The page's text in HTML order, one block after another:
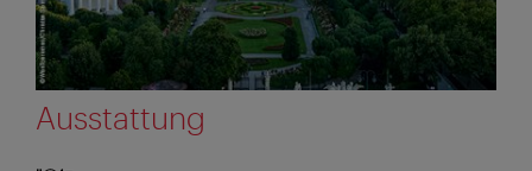
Ausstattung